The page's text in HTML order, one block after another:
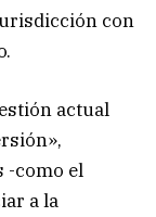
con
actual
-como el
a la